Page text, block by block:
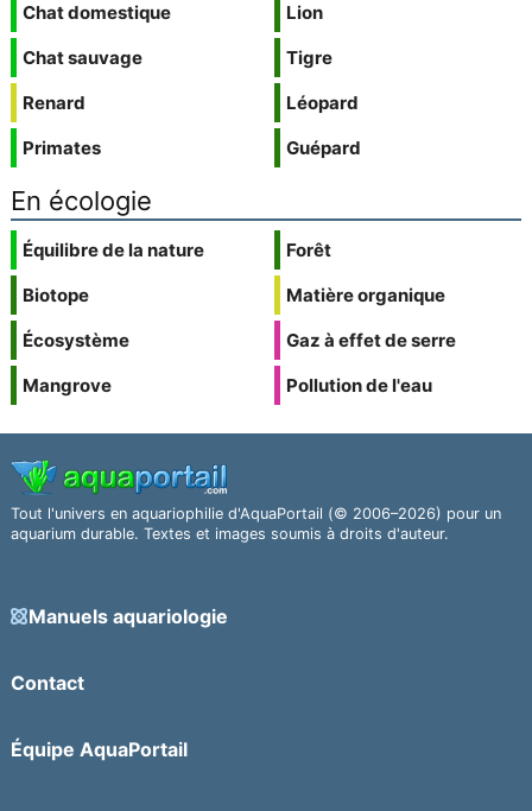
Chat domestique
Chat sauvage
Renard
Primates
Lion
Tigre
Léopard
Guépard
En écologie
Équilibre de la nature
Biotope
Écosystème
Mangrove
Forêt
Matière organique
Gaz à effet de serre
Pollution de l'eau
Tout l'univers en aquariophilie d'AquaPortail (© 2006–2026) pour un
aquarium durable. Textes et images soumis à droits d'auteur.
Manuels aquariologie
Contact
Équipe AquaPortail